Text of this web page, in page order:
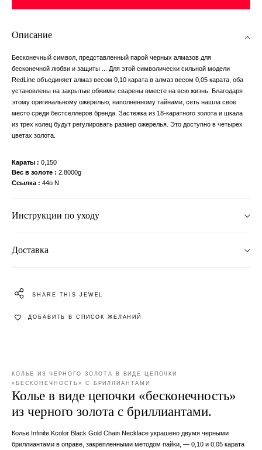
Описание
Бесконечный символ, представленный парой черных алмазов для
бесконечной любви и защиты ... Для этой символически сильной модели
RedLine объединяет алмаз весом 0,10 карата в алмаз весом 0,05 карата, оба
установлены на закрытые обжимы сварены вместе на всю жизнь. Благодаря
этому оригинальному ожерелью, наполненному тайнами, сеть нашла свое
место среди бестселлеров бренда. Застежка из 18-каратного золота и шкала
из трех колец будут регулировать размер ожерелья. Это доступно в четырех
цветах золота.
Караты
0,150
Вес в золоте
2.8000g
Ссылка
44o N
Инструкции по уходу
Доставка
SHARE THIS JEWEL
ДОБАВИТЬ В СПИСОК ЖЕЛАНИЙ
КОЛЬЕ ИЗ ЧЕРНОГО ЗОЛОТА В ВИДЕ ЦЕПОЧКИ
«БЕСКОНЕЧНОСТЬ» С БРИЛЛИАНТАМИ
Колье в виде цепочки «бесконечность»
из черного золота с бриллиантами.
Колье Infinite Kcolor Black Gold Chain Necklace украшено двумя черными
бриллиантами в оправе, закрепленными методом пайки, — 0,10 и 0,05 карата